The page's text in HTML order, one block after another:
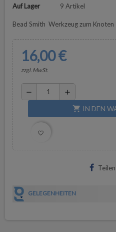
Auf Lager
9 Artikel
Bead Smith Werkzeug zum Knoten
16,00 €
zzgl. MwSt.
remove add
shopping_cart IN DEN
favorite_border
Teilen
GELEGENHEITEN